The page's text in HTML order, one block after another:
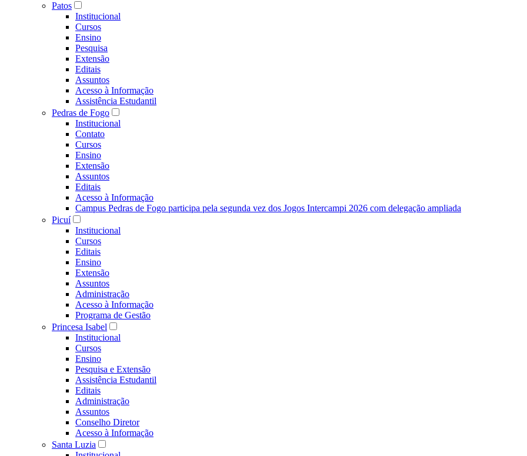
Patos
Institucional
Cursos
Ensino
Pesquisa
Extensão
Editais
Assuntos
Acesso à Informação
Assistência Estudantil
Pedras de Fogo
Institucional
Contato
Cursos
Ensino
Extensão
Assuntos
Editais
Acesso à Informação
Campus Pedras de Fogo participa pela segunda vez dos Jogos Intercampi 2026 com delegação ampliada
Picuí
Institucional
Cursos
Editais
Ensino
Extensão
Assuntos
Administração
Acesso à Informação
Programa de Gestão
Princesa Isabel
Institucional
Cursos
Ensino
Pesquisa e Extensão
Assistência Estudantil
Editais
Administração
Assuntos
Conselho Diretor
Acesso à Informação
Santa Luzia